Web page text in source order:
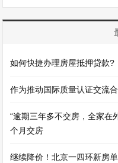
如何快捷办理房屋抵押贷款?
作为推动国际质量认证交流
“逾期三年多不交房，全家在
个月交房
继续降价！北京一四环新房